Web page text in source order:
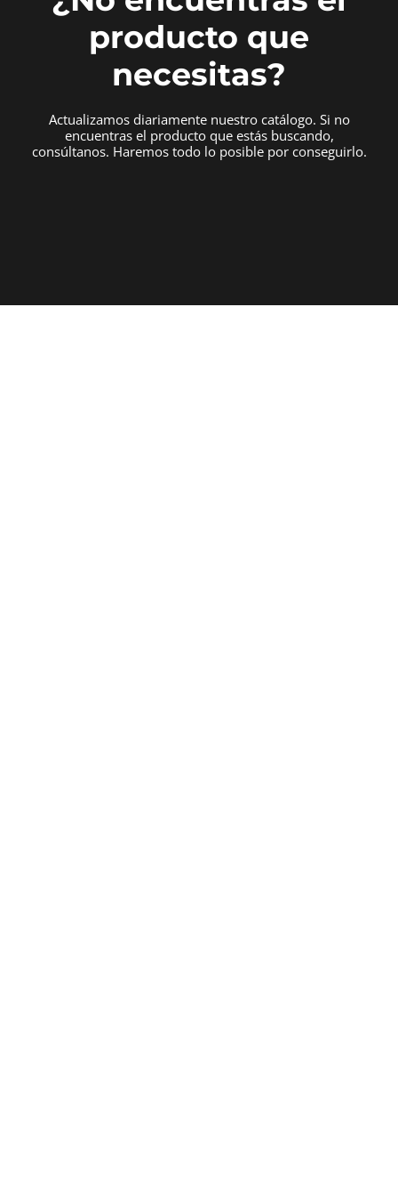
producto que
necesitas?
Actualizamos diariamente nuestro catálogo. Si no
encuentras el producto que estás buscando,
consúltanos. Haremos todo lo posible por conseguirlo.